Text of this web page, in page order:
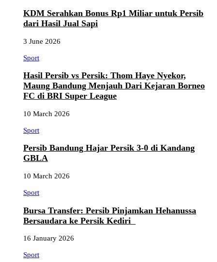
KDM Serahkan Bonus Rp1 Miliar untuk Persib
dari Hasil Jual Sapi
3 June 2026
Sport
Hasil Persib vs Persik: Thom Haye Nyekor,
Maung Bandung Menjauh Dari Kejaran Borneo
FC di BRI Super League
10 March 2026
Sport
Persib Bandung Hajar Persik 3-0 di Kandang
GBLA
10 March 2026
Sport
Bursa Transfer: Persib Pinjamkan Hehanussa
Bersaudara ke Persik Kediri
16 January 2026
Sport